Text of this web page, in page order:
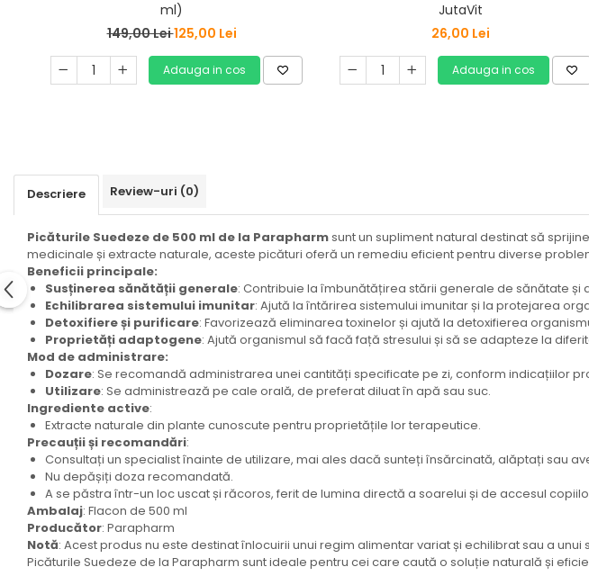
ml)
149,00 Lei125,00 Lei
Adauga in cos
JutaVit
26,00 Lei
Adauga in cos
Descriere Review-uri (0)
Picăturile Suedeze de 500 ml de la Parapharmsunt un supliment natural destinat să
medicinale și extracte naturale, aceste picături oferă un remediu eficient pentru diverse
Beneficii principale:
Susținerea sănătății generale: Contribuie la îmbunătățirea stării generale de sănătate și
Echilibrarea sistemului imunitar: Ajută la întărirea sistemului imunitar și la protejarea
Detoxifiere și purificare: Favorizează eliminarea toxinelor și ajută la detoxifierea
Proprietăți adaptogene: Ajută organismul să facă față stresului și să se adapteze la
Mod de administrare:
Dozare: Se recomandă administrarea unei cantități specificate pe zi, conform indicațiilor
Utilizare: Se administrează pe cale orală, de preferat diluat în apă sau suc.
Ingrediente active:
Extracte naturale din plante cunoscute pentru proprietățile lor terapeutice.
Precauții și recomandări:
Consultați un specialist înainte de utilizare, mai ales dacă sunteți însărcinată, alăptați sau
Nu depășiți doza recomandată.
A se păstra într-un loc uscat și răcoros, ferit de lumina directă a soarelui și de accesul
Ambalaj: Flacon de 500 ml
Producător: Parapharm
Notă: Acest produs nu este destinat înlocuirii unui regim alimentar variat și echilibrat sau a unui
Picăturile Suedeze de la Parapharm sunt ideale pentru cei care caută o soluție naturală și